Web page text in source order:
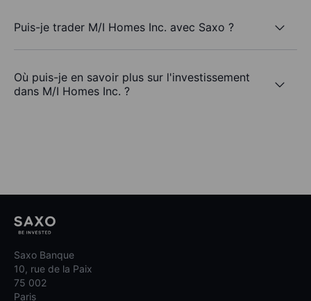
Puis-je trader M/I Homes Inc. avec Saxo ?
Où puis-je en savoir plus sur l'investissement
dans M/I Homes Inc. ?
Saxo Banque
10, rue de la Paix
75 002
Paris